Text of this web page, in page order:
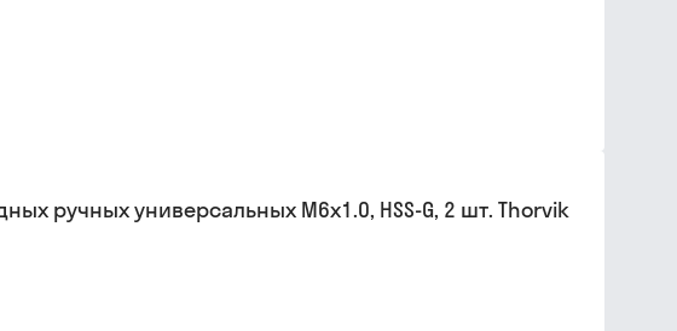
ручных универсальных М6х1.0, HSS-G, 2 шт. Thorvik